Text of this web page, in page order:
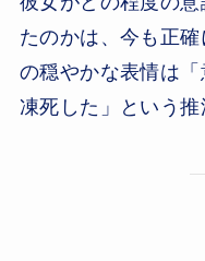
たのかは、今も正
の穏やかな表情は
凍死した」という推